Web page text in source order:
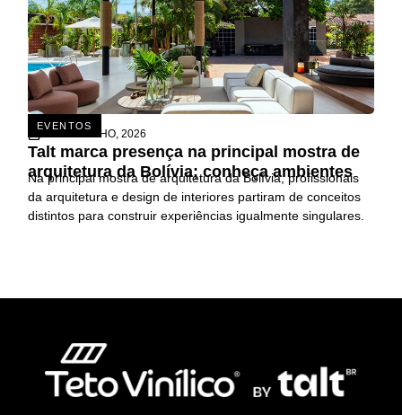
EVENTOS
26 DE JUNHO, 2026
Talt marca presença na principal mostra de
arquitetura da Bolívia; conheça ambientes
Na principal mostra de arquitetura da Bolívia, profissionais
da arquitetura e design de interiores partiram de conceitos
distintos para construir experiências igualmente singulares.